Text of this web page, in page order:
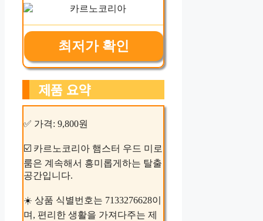
최저가 확인
제품 요약
✅ 가격: 9,800원
☑️ 카르노코리아 햄스터 우드 미로
룸은 계속해서 흥미롭게하는 탈출
공간입니다.
☀️ 상품 식별번호는 7133276628이
며, 편리한 생활을 가져다주는 제